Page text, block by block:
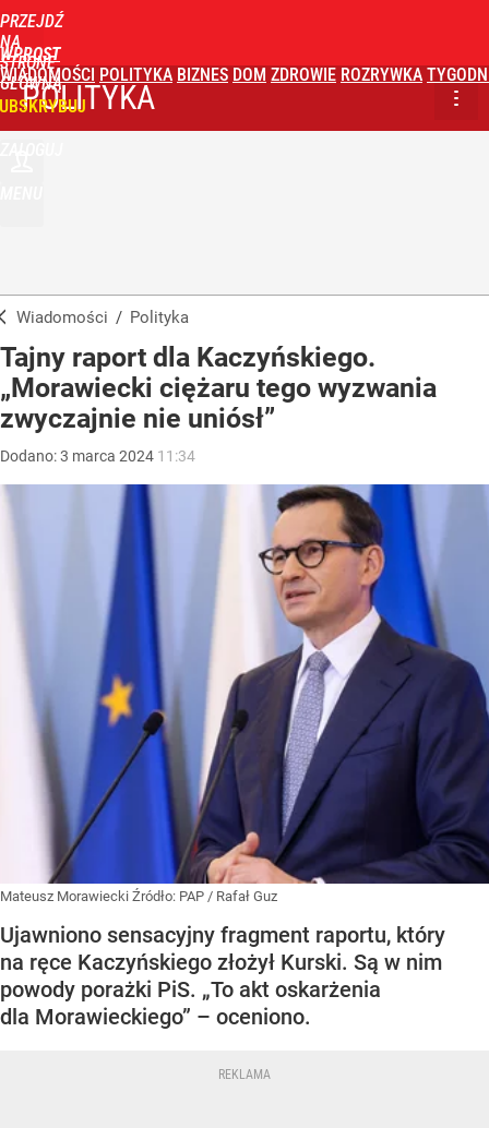
PRZEJDŹ
NA
STRONĘ
GŁÓWNĄ
WPROST
WIADOMOŚCI POLITYKA BIZNES DOM ZDROWIE ROZRYWKA
POLITYKA
Wiadomości / Polityka
Tajny raport dla Kaczyńskiego.
„Morawiecki ciężaru tego wyzwania
zwyczajnie nie uniósł”
Dodano:3 marca 2024 11:34
Mateusz Morawiecki Źródło: PAP / Rafał Guz
Ujawniono sensacyjny fragment raportu, który
na ręce Kaczyńskiego złożył Kurski. Są w nim
powody porażki PiS. „To akt oskarżenia
dla Morawieckiego” – oceniono.